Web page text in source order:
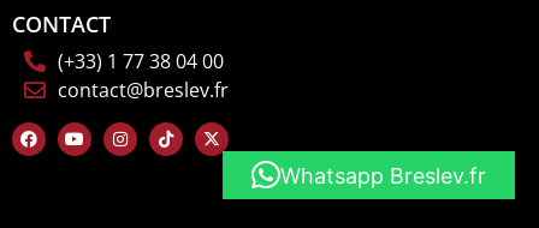
CONTACT
(+33) 1 77 38 04 00
contact@breslev.fr
Whatsapp Breslev.fr